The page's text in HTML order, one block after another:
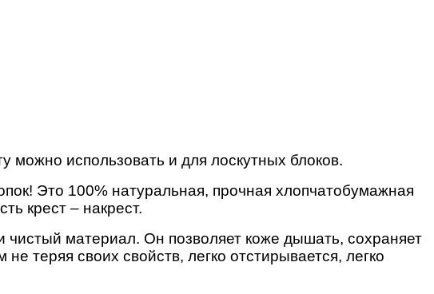
можно использовать и для лоскутных блоков.
Это 100% натуральная, прочная хлопчатобумажная
крест – накрест.
чистый материал. Он позволяет коже дышать, сохраняет
теряя своих свойств, легко отстирывается, легко